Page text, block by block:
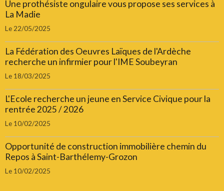
Une prothésiste ongulaire vous propose ses services à
La Madie
Le 22/05/2025
La Fédération des Oeuvres Laïques de l'Ardèche
recherche un infirmier pour l'IME Soubeyran
Le 18/03/2025
L'Ecole recherche un jeune en Service Civique pour la
rentrée 2025 / 2026
Le 10/02/2025
Opportunité de construction immobilière chemin du
Repos à Saint-Barthélemy-Grozon
Le 10/02/2025